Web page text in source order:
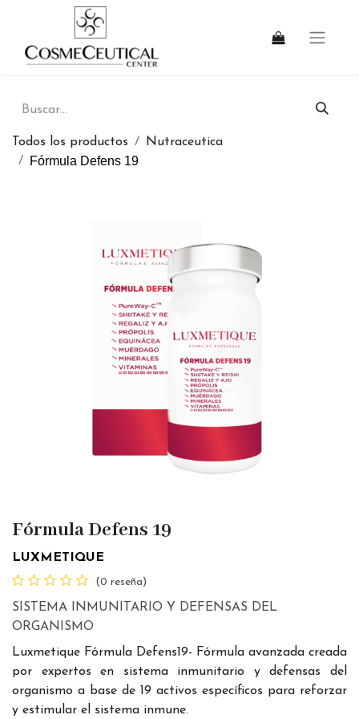
Todos los productos Nutraceutica
Fórmula Defens 19
Fórmula Defens 19
LUXMETIQUE
(0 reseña)
SISTEMA INMUNITARIO Y DEFENSAS DEL
ORGANISMO
Luxmetique Fórmula Defens19- Fórmula avanzada creada
por expertos en sistema inmunitario y defensas del
organismo a base de 19 activos específicos para reforzar
y estimular el sistema inmune.